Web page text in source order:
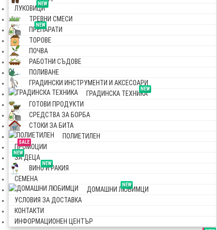
NEW
ЛУКОВИЦИ
ТРЕВНИ СМЕСИ
NEW
ПРЕПАРАТИ
ТОРОВЕ
ПОЧВА
РАБОТНИ СЪДОВЕ
ПОЛИВАНЕ
ГРАДИНСКИ ИНСТРУМЕНТИ И АКСЕСОАРИ
NEW
ГРАДИНСКА ТЕХНИКА
ГОТОВИ ПРОДУКТИ
СРЕДСТВА ЗА БОРБА
СТОКИ ЗА БИТА
ПОЛИЕТИЛЕН
SALE
ПРОМОЦИИ
NEW
ЗА ДЕЦА
NEW
ВИНО И РАКИЯ
СЕМЕНА
NEW
ДОМАШНИ ЛЮБИМЦИ
УСЛОВИЯ ЗА ДОСТАВКА
КОНТАКТИ
ИНФОРМАЦИОНЕН ЦЕНТЪР